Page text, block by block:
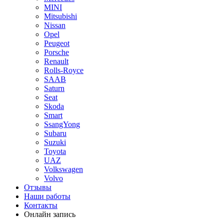
MINI
Mitsubishi
Nissan
Opel
Peugeot
Porsche
Renault
Rolls-Royce
SAAB
Saturn
Seat
Skoda
Smart
SsangYong
Subaru
Suzuki
Toyota
UAZ
Volkswagen
Volvo
Отзывы
Наши работы
Контакты
Онлайн запись